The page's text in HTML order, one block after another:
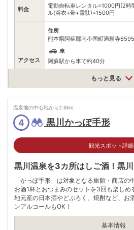
料金
電動自転車レンタル=1000円(2
ル(浴衣+帯+雪駄)=1500円
アクセス
住所
熊本県阿蘇郡南小国町満願寺
車
阿蘇駅から車で約40分
JR豊肥本線阿蘇駅から産交九州
きで約50分､黒川温泉下車､徒歩
駐車場 無料（100台）
電話番号 0967488130
※ 掲載情報は変更になる場合があります。最新
問合せください。
自身でお問合せください。
もっと見る
温泉地の中心地から2.6km
4 黒川かっぽ手形
観光スポット詳
黒川温泉を3カ所はしご酒！黒
「かっぽ手形」は対象となる旅館・商店の
お酒1杯とおつまみのセットを3回も楽しめ
地元産の日本酒やどぶろく、焼酎など、お
ンアルコールもOK！
基本情報